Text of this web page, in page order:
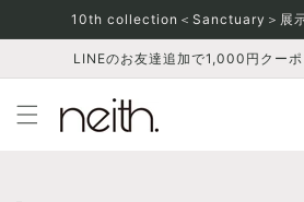
ンツに
進む
10th collection＜Sanctuary＞展示
LINEのお友達追加で1,000円クー